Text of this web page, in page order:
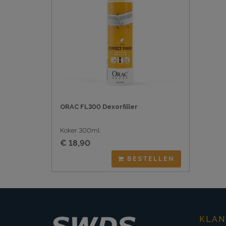
ORAC FL300 Dexorfiller
Koker 300ml
€ 18,90
BESTELLEN